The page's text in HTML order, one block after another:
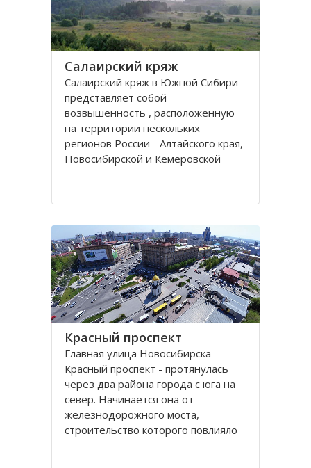
Салаирский кряж
Салаирский кряж в Южной Сибири
представляет собой
возвышенность , расположенную
на территории нескольких
регионов России - Алтайского края,
Новосибирской и Кемеровской
Кряж берет свое начало у гор Алтая
районе рек Томь-Чумыш и Уксунай,
дугой тянется
Красный проспект
Главная улица Новосибирска -
Красный проспект - протянулась
через два района города с юга на
север. Начинается она от
железнодорожного моста,
строительство которого повлияло